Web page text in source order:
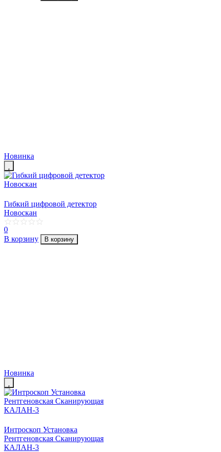
Новинка
Гибкий цифровой детектор
Новоскан
0
В корзину
В корзину
Новинка
Интроскоп Установка
Рентгеновская Сканирующая
КАЛАН-3